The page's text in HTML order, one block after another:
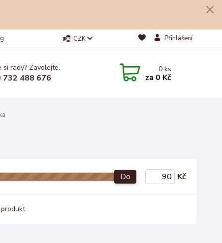
CZK Přihlášení
si rady? Zavolejte.
732 488 676
0ks
za 0 Kč
Do Kč
produkt